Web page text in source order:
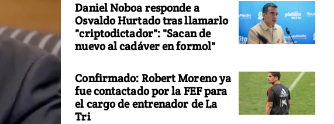
Daniel Noboa responde a
Osvaldo Hurtado tras llamarlo
"criptodictador": "Sacan de
nuevo al cadáver en formol"
Confirmado: Robert Moreno ya
fue contactado por la FEF para
el cargo de entrenador de La
Tri